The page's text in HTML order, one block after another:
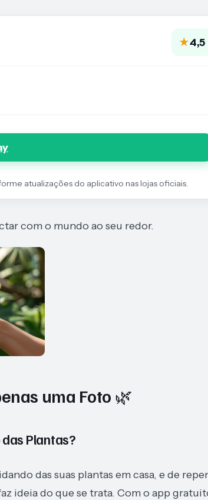
★4,5
atualizações do aplicativo nas lojas oficiais.
com o mundo ao seu redor.
uma Foto 🌿
Plantas?
das suas plantas em casa, e de
ideia do que se trata. Com o app